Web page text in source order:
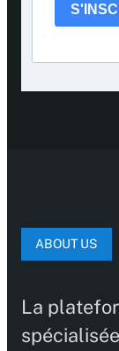
ABOUT US
La